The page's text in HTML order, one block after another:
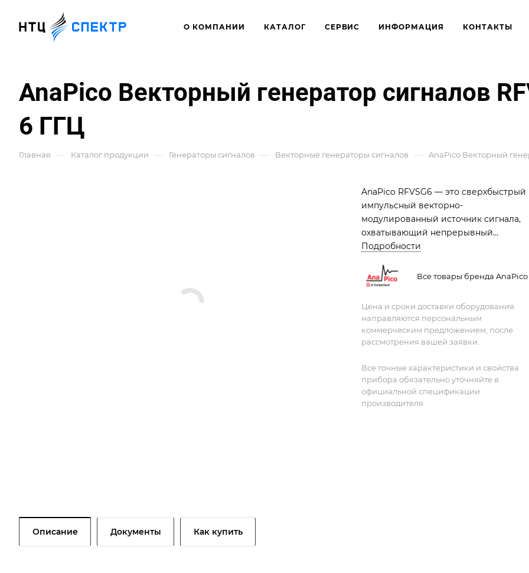
О КОМПАНИИ КАТАЛОГ СЕРВИС ИНФОРМАЦИЯ КОНТАКТЫ
AnaPico Векторный генератор сигналов
6 ГГЦ
Главная — Каталог продукции — Генераторы сигналов — Векторные генераторы сигналов — AnaPico Векторный
AnaPico RFVSG6 — это сверхбыстрый
импульсный векторно-
модулированный источник сигнала,
охватывающий непрерывный
частотный диапазон с моделями от 0,01
Подробности
Все товары бренда AnaPico
Цена и сроки доставки оборудования
направляются персональным
коммерческим предложением, после
рассмотрения вашей заявки.
Все точные характеристики и свойства
прибора обязательно уточняйте в
официальной спецификации
производителя.
Описание Документы Как купить